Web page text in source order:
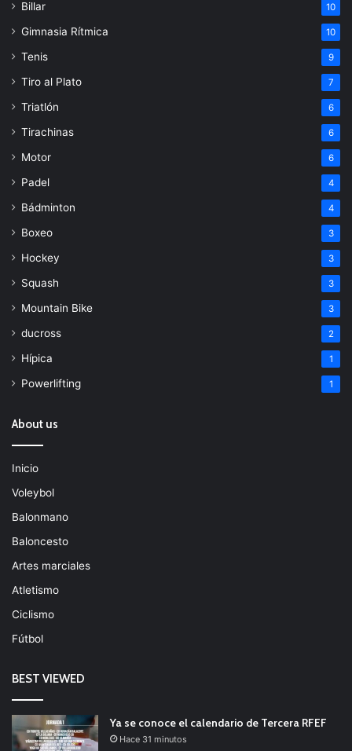
Billar 10
Gimnasia Rítmica 10
Tenis 9
Tiro al Plato 7
Triatlón 6
Tirachinas 6
Motor 6
Padel 4
Bádminton 4
Boxeo 3
Hockey 3
Squash 3
Mountain Bike 3
ducross 2
Hípica 1
Powerlifting 1
About us
Inicio
Voleybol
Balonmano
Baloncesto
Artes marciales
Atletismo
Ciclismo
Fútbol
BEST VIEWED
Ya se conoce el calendario de Tercera RFEF
Hace 31 minutos